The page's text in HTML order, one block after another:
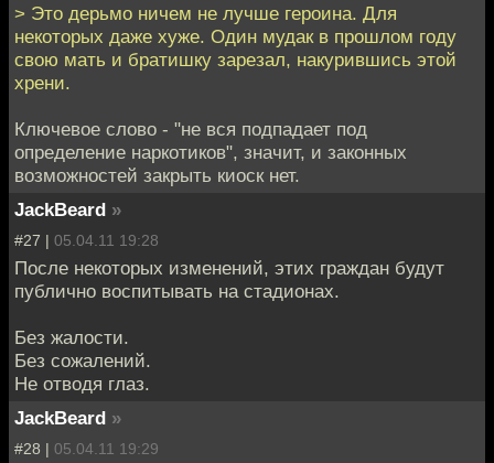
> Это дерьмо ничем не лучше героина. Для
некоторых даже хуже. Один мудак в прошлом году
свою мать и братишку зарезал, накурившись этой
хрени.
Ключевое слово - "не вся подпадает под
определение наркотиков", значит, и законных
возможностей закрыть киоск нет.
JackBeard »
#27 | 05.04.11 19:28
После некоторых изменений, этих граждан будут
публично воспитывать на стадионах.
Без жалости.
Без сожалений.
Не отводя глаз.
JackBeard »
#28 | 05.04.11 19:29